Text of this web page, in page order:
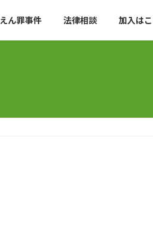
えん罪事件 法律相談 加入は